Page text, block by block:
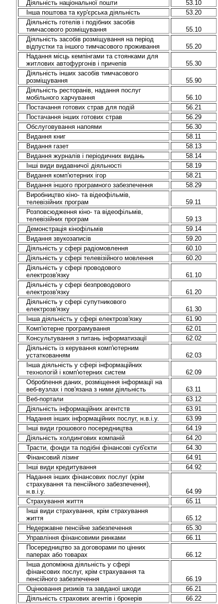
Діяльність національної пошти
53.10
Інша поштова та кур'єрська діяльність
53.20
Діяльність готелів і подібних засобів
тимчасового розміщування
55.10
Діяльність засобів розміщування на період
відпустки та іншого тимчасового проживання
55.20
Надання місць кемпінгами та стоянками для
житлових автофургонів і причепів
55.30
Діяльність інших засобів тимчасового
розміщування
55.90
Діяльність ресторанів, надання послуг
мобільного харчування
56.10
Постачання готових страв для подій
56.21
Постачання інших готових страв
56.29
Обслуговування напоями
56.30
Видання книг
58.11
Видання газет
58.13
Видання журналів і періодичних видань
58.14
Інші види видавничої діяльності
58.19
Видання комп'ютерних ігор
58.21
Видання іншого програмного забезпечення
58.29
Виробництво кіно- та відеофільмів,
телевізійних програм
59.11
Розповсюдження кіно- та відеофільмів,
телевізійних програм
59.13
Демонстрація кінофільмів
59.14
Видання звукозаписів
59.20
Діяльність у сфері радіомовлення
60.10
Діяльність у сфері телевізійного мовлення
60.20
Діяльність у сфері проводового
електрозв'язку
61.10
Діяльність у сфері безпроводового
електрозв'язку
61.20
Діяльність у сфері супутникового
електрозв'язку
61.30
Інша діяльність у сфері електрозв'язку
61.90
Комп'ютерне програмування
62.01
Консультування з питань інформатизації
62.02
Діяльність із керування комп'ютерним
устаткованням
62.03
Інша діяльність у сфері інформаційних
технологій і комп'ютерних систем
62.09
Оброблення даних, розміщення інформації на
веб-вузлах і пов'язана з ними діяльність
63.11
Веб-портали
63.12
Діяльність інформаційних агентств
63.91
Надання інших інформаційних послуг, н.в.і.у.
63.99
Інші види грошового посередництва
64.19
Діяльність холдингових компаній
64.20
Трасти, фонди та подібні фінансові суб'єкти
64.30
Фінансовий лізинг
64.91
Інші види кредитування
64.92
Надання інших фінансових послуг (крім
страхування та пенсійного забезпечення),
н.в.і.у.
64.99
Страхування життя
65.11
Інші види страхування, крім страхування
життя
65.12
Недержавне пенсійне забезпечення
65.30
Управління фінансовими ринками
66.11
Посередництво за договорами по цінних
паперах або товарах
66.12
Інша допоміжна діяльність у сфері
фінансових послуг, крім страхування та
пенсійного забезпечення
66.19
Оцінювання ризиків та завданої шкоди
66.21
Діяльність страхових агентів і брокерів
66.22